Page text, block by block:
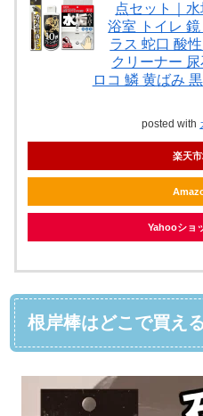
点セット｜
浴室 トイレ
ラス 蛇口 酸
クリーナー
ロコ 鱗 黄ばみ
posted with
楽天
Yahooショ
根岸棒はどこで買え